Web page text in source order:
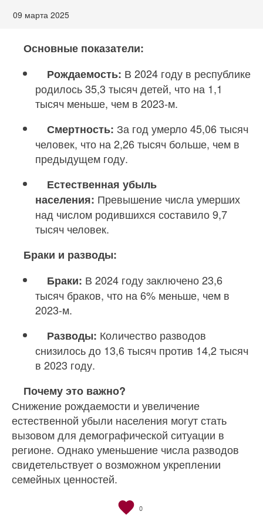
09 марта 2025
Основные показатели:
Рождаемость: В 2024 году в республике
родилось 35,3 тысяч детей, что на 1,1
тысяч меньше, чем в 2023-м.
Смертность: За год умерло 45,06 тысяч
человек, что на 2,26 тысяч больше, чем в
предыдущем году.
Естественная убыль
населения: Превышение числа умерших
над числом родившихся составило 9,7
тысяч человек.
Браки и разводы:
Браки: В 2024 году заключено 23,6
тысяч браков, что на 6% меньше, чем в
2023-м.
Разводы: Количество разводов
снизилось до 13,6 тысяч против 14,2 тысяч
в 2023 году.
Почему это важно?
Снижение рождаемости и увеличение
естественной убыли населения могут стать
вызовом для демографической ситуации в
регионе. Однако уменьшение числа разводов
свидетельствует о возможном укреплении
семейных ценностей.
0